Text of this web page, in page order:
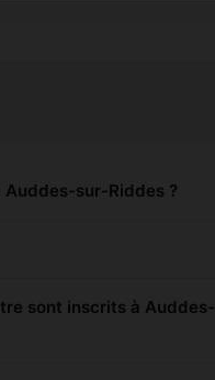
sur-Riddes ?
sont inscrits à Auddes-